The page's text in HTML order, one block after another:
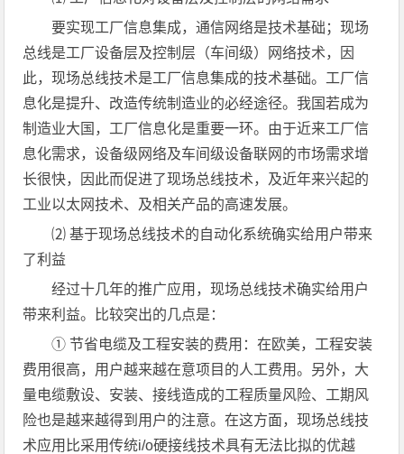
要实现工厂信息集成，通信网络是技术基础；现场
总线是工厂设备层及控制层（车间级）网络技术，因
此，现场总线技术是工厂信息集成的技术基础。工厂信
息化是提升、改造传统制造业的必经途径。我国若成为
制造业大国，工厂信息化是重要一环。由于近来工厂信
息化需求，设备级网络及车间级设备联网的市场需求增
长很快，因此而促进了现场总线技术，及近年来兴起的
工业以太网技术、及相关产品的高速发展。
⑵ 基于现场总线技术的自动化系统确实给用户带来
了利益
经过十几年的推广应用，现场总线技术确实给用户
带来利益。比较突出的几点是：
① 节省电缆及工程安装的费用：在欧美，工程安装
费用很高，用户越来越在意项目的人工费用。另外，大
量电缆敷设、安装、接线造成的工程质量风险、工期风
险也是越来越得到用户的注意。在这方面，现场总线技
术应用比采用传统i/o硬接线技术具有无法比拟的优越